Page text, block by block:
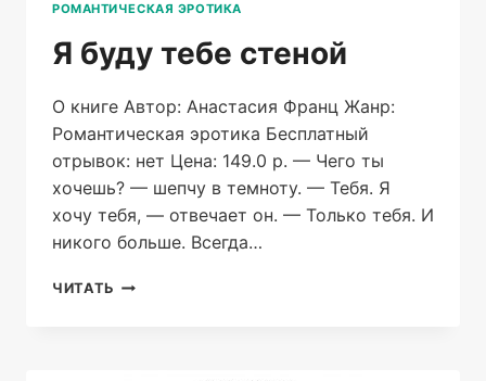
РОМАНТИЧЕСКАЯ ЭРОТИКА
Я буду тебе стеной
О книге Автор: Анастасия Франц Жанр:
Романтическая эротика Бесплатный
отрывок: нет Цена: 149.0 р. — Чего ты
хочешь? — шепчу в темноту. — Тебя. Я
хочу тебя, — отвечает он. — Только тебя. И
никого больше. Всегда…
ЧИТАТЬ Я